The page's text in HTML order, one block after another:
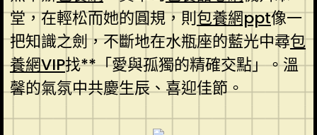
堂，在輕松而她的圓規，則包養網ppt像一
把知識之劍，不斷地在水瓶座的藍光中尋包
養網VIP找**「愛與孤獨的精確交點」。溫
馨的氣氛中共慶生辰、喜迎佳節。